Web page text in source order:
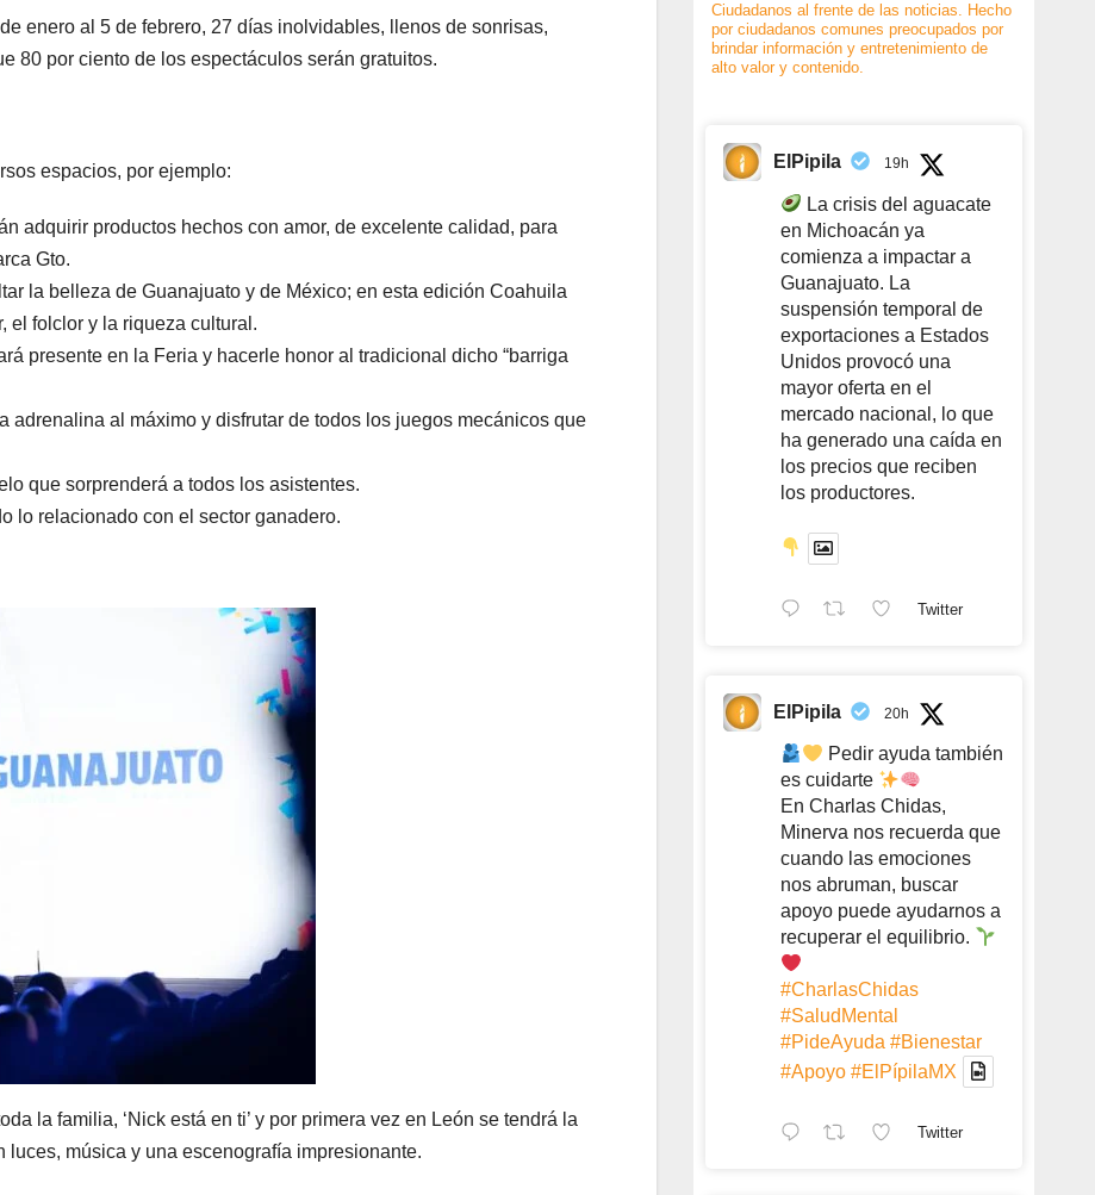
enero al 5 de febrero, 27 días inolvidables, llenos de sonrisas,
80 por ciento de los espectáculos serán gratuitos.
espacios, por ejemplo:
adquirir productos hechos con amor, de excelente calidad, para
Gto.
la belleza de Guanajuato y de México; en esta edición Coahuila
el folclor y la riqueza cultural.
presente en la Feria y hacerle honor al tradicional dicho “barriga
adrenalina al máximo y disfrutar de todos los juegos mecánicos que
que sorprenderá a todos los asistentes.
lo relacionado con el sector ganadero.
la familia, ‘Nick está en ti’ y por primera vez en León se tendrá la
música y una escenografía impresionante.
Ciudadanos al frente de las noticias. Hecho
por ciudadanos comunes preocupados por
brindar información y entretenimiento de
alto valor y contenido.
ElPipila 19h
La crisis del aguacate
en Michoacán ya
comienza a impactar a
Guanajuato. La
suspensión temporal de
exportaciones a Estados
Unidos provocó una
mayor oferta en el
mercado nacional, lo que
ha generado una caída en
los precios que reciben
los productores.
Twitter
ElPipila 20h
Pedir ayuda también
es cuidarte
En Charlas Chidas,
Minerva nos recuerda que
cuando las emociones
nos abruman, buscar
apoyo puede ayudarnos a
recuperar el equilibrio.
#CharlasChidas
#SaludMental
#PideAyuda #Bienestar
#Apoyo #ElPípilaMX
Twitter